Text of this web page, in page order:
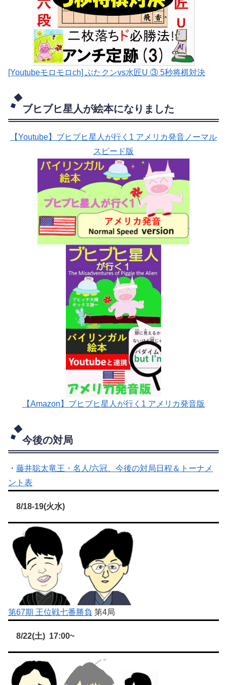
[Youtubeモロモロch] ぶたクンvs水匠U ③ 5秒将棋対決
ブヒブヒ星人が絵本になりました
【Youtube】ブヒブヒ星人が行く1 アメリカ発音ノーマル
スピード版
【Amazon】ブヒブヒ星人が行く1 アメリカ発音版
今後の対局
・ 藤井聡太竜王・名人/六冠、今後の対局日程＆トーナメ
ント表
8/18-19(火水)
第67期 王位戦七番勝負 第4局
8/22(土) 17:00~